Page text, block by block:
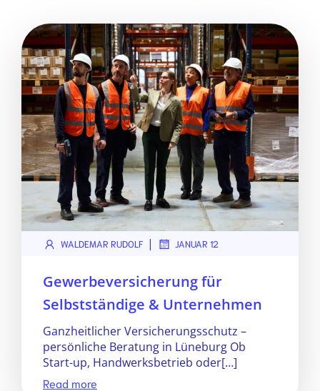
WALDEMAR RUDOLF | JANUAR 12
Gewerbeversicherung für
Selbstständige & Unternehmen
Ganzheitlicher Versicherungsschutz –
persönliche Beratung in Lüneburg Ob
Start-up, Handwerksbetrieb oder[…]
Read more